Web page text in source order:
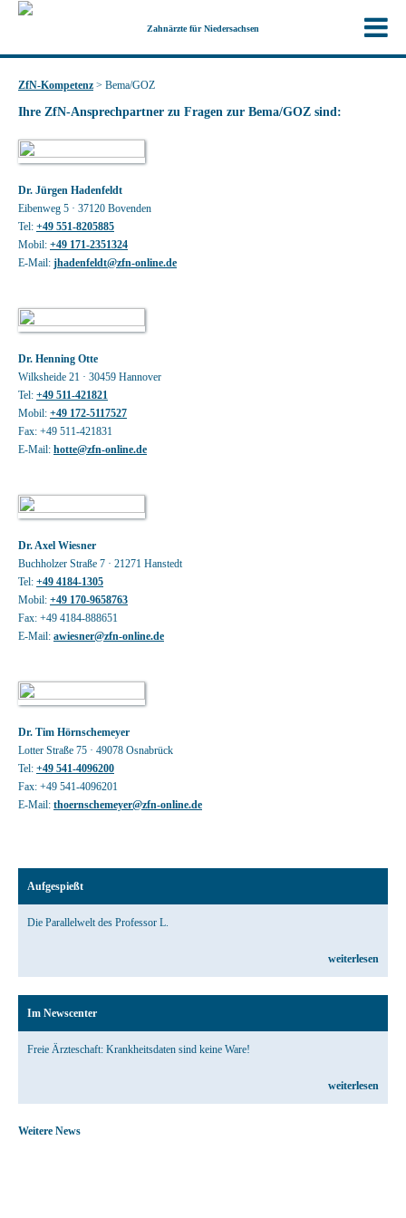
Zahnärzte für Niedersachsen
ZfN-Kompetenz > Bema/GOZ
Ihre ZfN-Ansprechpartner zu Fragen zur Bema/GOZ sind:
Dr. Jürgen Hadenfeldt
Eibenweg 5 · 37120 Bovenden
Tel: +49 551-8205885
Mobil: +49 171-2351324
E-Mail: jhadenfeldt@zfn-online.de
Dr. Henning Otte
Wilksheide 21 · 30459 Hannover
Tel: +49 511-421821
Mobil: +49 172-5117527
Fax: +49 511-421831
E-Mail: hotte@zfn-online.de
Dr. Axel Wiesner
Buchholzer Straße 7 · 21271 Hanstedt
Tel: +49 4184-1305
Mobil: +49 170-9658763
Fax: +49 4184-888651
E-Mail: awiesner@zfn-online.de
Dr. Tim Hörnschemeyer
Lotter Straße 75 · 49078 Osnabrück
Tel: +49 541-4096200
Fax: +49 541-4096201
E-Mail: thoernschemeyer@zfn-online.de
Aufgespießt
Die Parallelwelt des Professor L.
weiterlesen
Im Newscenter
Freie Ärzteschaft: Krankheitsdaten sind keine Ware!
weiterlesen
Weitere News